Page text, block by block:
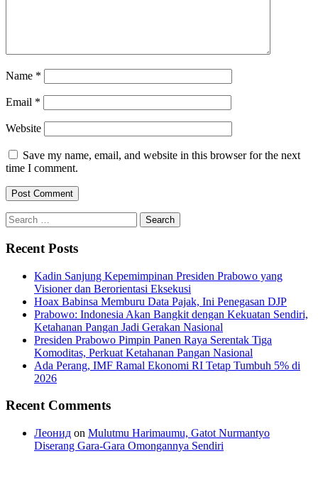
Name *
Email *
Website
Save my name, email, and website in this browser for the next
time I comment.
Search
for:
Recent Posts
Kadin Sanjung Kepemimpinan Presiden Prabowo yang
Visioner dan Berorientasi Eksekusi
Hoax Babinsa Memburu Data Pajak, Ini Penegasan DJP
Prabowo: Indonesia Akan Bangkit dengan Kekuatan Sendiri,
Ketahanan Pangan Jadi Gerakan Nasional
Presiden Prabowo Pimpin Panen Raya Serentak Tiga
Komoditas, Perkuat Ketahanan Pangan Nasional
Ada Perang, IMF Ramal Ekonomi RI Tetap Tumbuh 5% di
2026
Recent Comments
Леонид on Mulutmu Harimaumu, Gatot Nurmantyo
Diserang Gara-Gara Omongannya Sendiri